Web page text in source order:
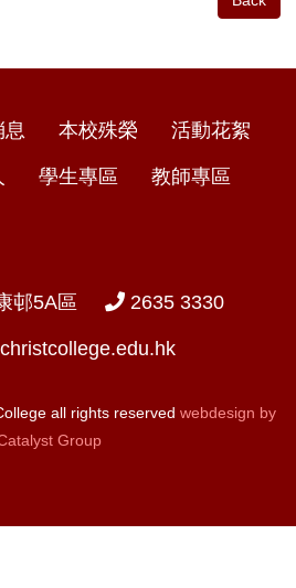
息 本校殊榮 活動花絮
學生專區 教師專區
邨5A區 2635 3330
all rights reserved webdesign by
Group